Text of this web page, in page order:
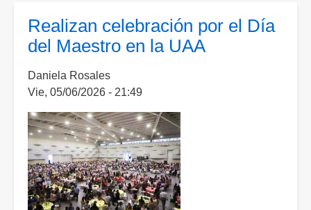
declaraciones
ante
por
caso
Estafa
Ponzi;
ex
funcionario
sigue
detenido
Realizan celebración por el Día
del Maestro en la UAA
Daniela Rosales
Vie, 05/06/2026 - 21:49